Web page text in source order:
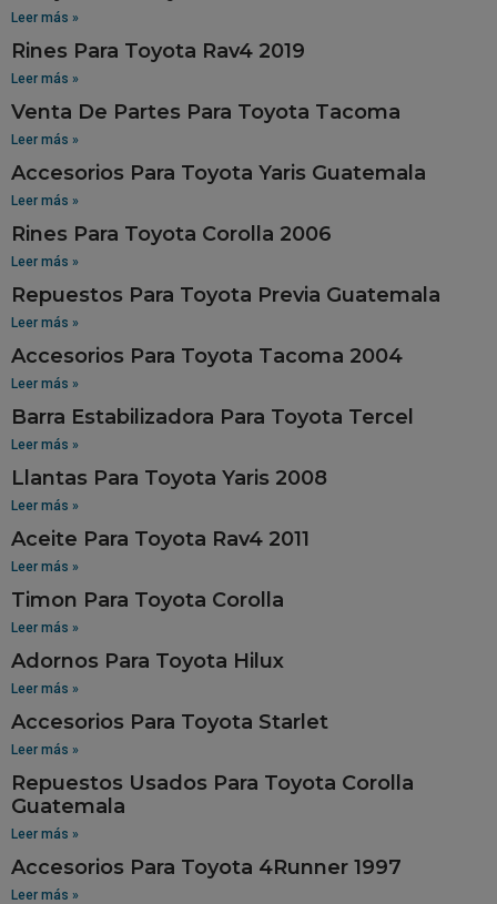
Leer más »
Rines Para Toyota Rav4 2019
Leer más »
Venta De Partes Para Toyota Tacoma
Leer más »
Accesorios Para Toyota Yaris Guatemala
Leer más »
Rines Para Toyota Corolla 2006
Leer más »
Repuestos Para Toyota Previa Guatemala
Leer más »
Accesorios Para Toyota Tacoma 2004
Leer más »
Barra Estabilizadora Para Toyota Tercel
Leer más »
Llantas Para Toyota Yaris 2008
Leer más »
Aceite Para Toyota Rav4 2011
Leer más »
Timon Para Toyota Corolla
Leer más »
Adornos Para Toyota Hilux
Leer más »
Accesorios Para Toyota Starlet
Leer más »
Repuestos Usados Para Toyota Corolla
Guatemala
Leer más »
Accesorios Para Toyota 4Runner 1997
Leer más »